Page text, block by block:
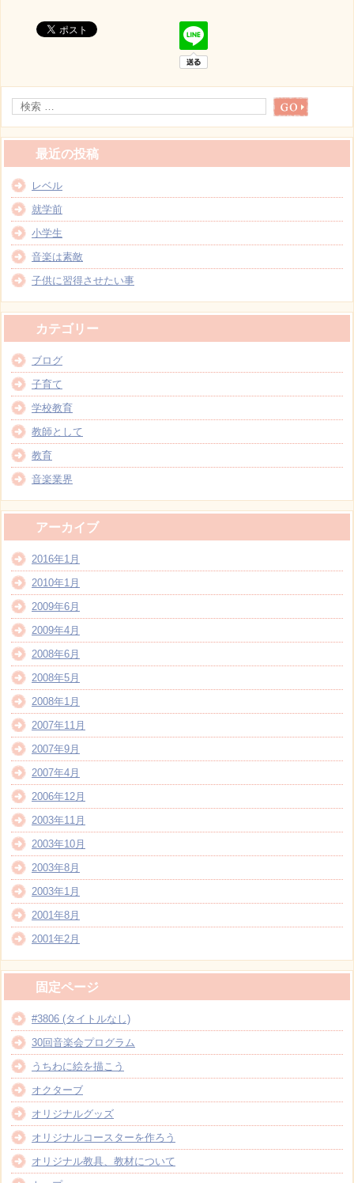
最近の投稿
レベル
就学前
小学生
音楽は素敵
子供に習得させたい事
カテゴリー
ブログ
子育て
学校教育
教師として
教育
音楽業界
アーカイブ
2016年1月
2010年1月
2009年6月
2009年4月
2008年6月
2008年5月
2008年1月
2007年11月
2007年9月
2007年4月
2006年12月
2003年11月
2003年10月
2003年8月
2003年1月
2001年8月
2001年2月
固定ページ
#3806 (タイトルなし)
30回音楽会プログラム
うちわに絵を描こう
オクターブ
オリジナルグッズ
オリジナルコースターを作ろう
オリジナル教具、教材について